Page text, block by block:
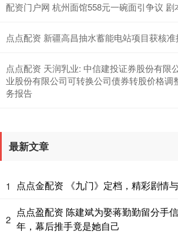
配资门户网 杭州面馆558元一碗面引争议 剧
点点配资 新疆高昌抽水蓄能电站项目获核准
点点配资 天润乳业: 中信建投证券股份有限
业股份有限公司可转换公司债券转股价格调
务报告
最新文章
1 点点金配资 《九门》定档，精彩剧情
2
点点盈配资 陈建斌为娶蒋勤勤留分手
年，幕后推手竟是她自己